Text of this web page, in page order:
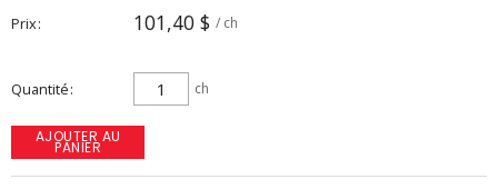
Prix 101,40 $ / ch
Quantité ch
AJOUTER AU
PANIER